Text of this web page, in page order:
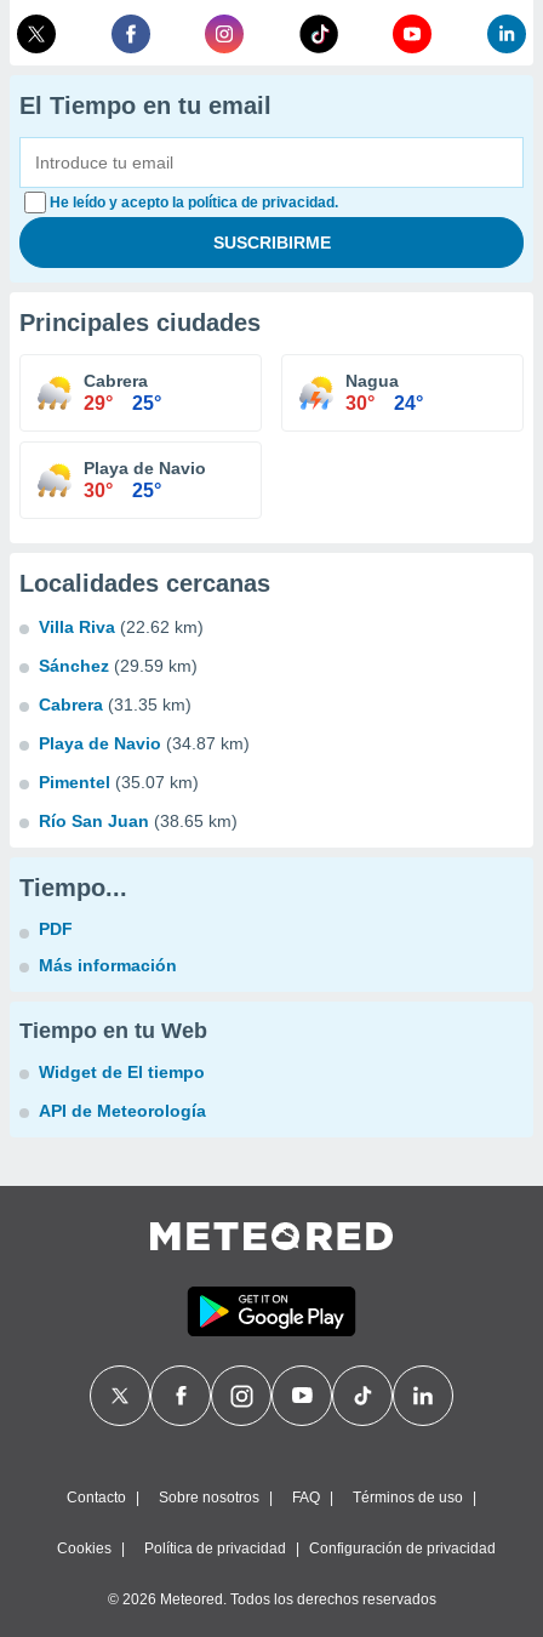
El Tiempo en tu email
He leído y acepto la política de privacidad.
Principales ciudades
Cabrera
29° 25°
Nagua
30° 24°
Playa de Navio
30° 25°
Localidades cercanas
Villa Riva (22.62 km)
Sánchez (29.59 km)
Cabrera (31.35 km)
Playa de Navio (34.87 km)
Pimentel (35.07 km)
Río San Juan (38.65 km)
Tiempo...
PDF
Más información
Tiempo en tu Web
Widget de El tiempo
API de Meteorología
Contacto Sobre nosotros FAQ Términos de uso
Cookies Política de privacidad Configuración de privacidad
© 2026 Meteored. Todos los derechos reservados